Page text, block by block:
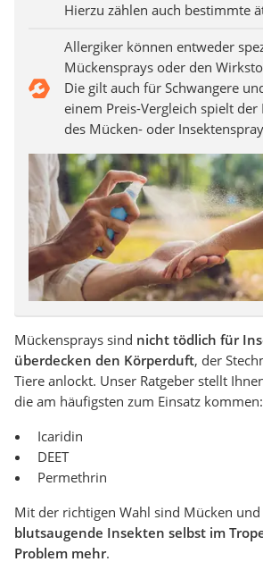
Hierzu zählen auch bestimmte
Allergiker können entweder
Mückensprays oder den
Die gilt auch für Schwangere
einem Preis-Vergleich spielt
des Mücken- oder
Mückensprays sind nicht tödlich für
überdecken den Körperduft, der
Tiere anlockt. Unser Ratgeber stellt
die am häufigsten zum Einsatz kommen:
Icaridin
DEET
Permethrin
Mit der richtigen Wahl sind Mücken
blutsaugende Insekten selbst im
Problem mehr.